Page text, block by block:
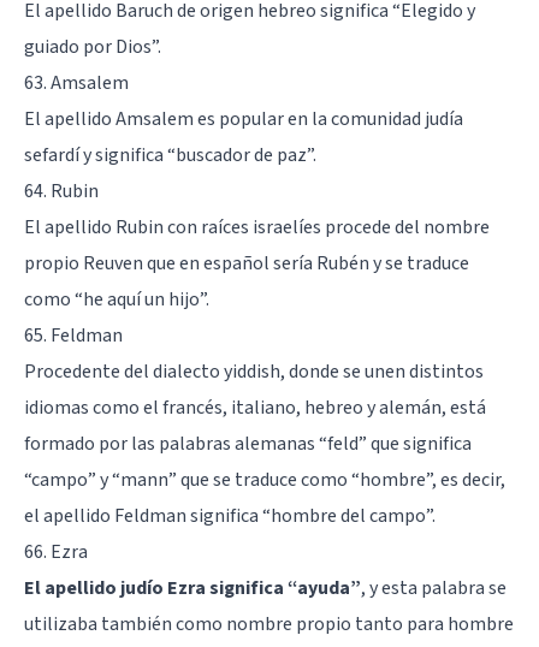
El apellido Baruch de origen hebreo significa “Elegido y
guiado por Dios”.
63. Amsalem
El apellido Amsalem es popular en la comunidad judía
sefardí y significa “buscador de paz”.
64. Rubin
El apellido Rubin con raíces israelíes procede del nombre
propio Reuven que en español sería Rubén y se traduce
como “he aquí un hijo”.
65. Feldman
Procedente del dialecto yiddish, donde se unen distintos
idiomas como el francés, italiano, hebreo y alemán, está
formado por las palabras alemanas “feld” que significa
“campo” y “mann” que se traduce como “hombre”, es decir,
el apellido Feldman significa “hombre del campo”.
66. Ezra
El apellido judío Ezra significa “ayuda”, y esta palabra se
utilizaba también como nombre propio tanto para hombre